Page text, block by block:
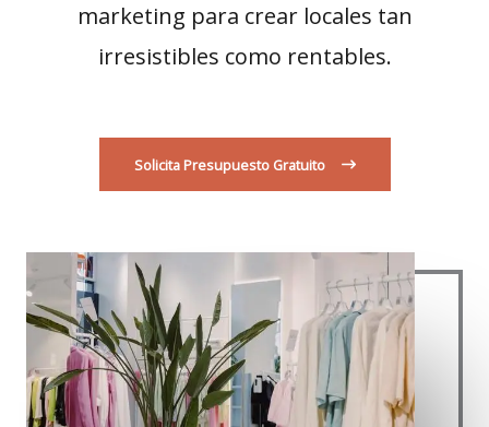
marketing para crear locales tan
irresistibles como rentables.
Solicita Presupuesto Gratuito